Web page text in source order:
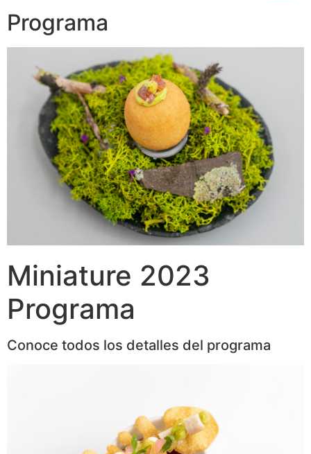
Programa
Miniature 2023
Programa
Conoce todos los detalles del programa